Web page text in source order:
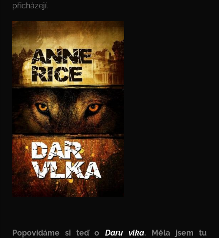
přicházejí.
Popovídáme si teď o Daru vlka. Měla jsem tu